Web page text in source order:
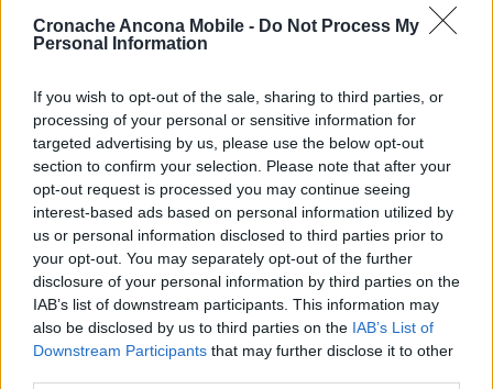
Cronache Ancona Mobile - Do Not Process My
Personal Information
If you wish to opt-out of the sale, sharing to third parties, or
processing of your personal or sensitive information for
targeted advertising by us, please use the below opt-out
section to confirm your selection. Please note that after your
opt-out request is processed you may continue seeing
interest-based ads based on personal information utilized by
us or personal information disclosed to third parties prior to
your opt-out. You may separately opt-out of the further
disclosure of your personal information by third parties on the
IAB’s list of downstream participants. This information may
also be disclosed by us to third parties on the IAB’s List of
Downstream Participants that may further disclose it to other
Fermato il compagno: “L’ho ammazzata”
(Foto-Video)
gravissimo un centauro in eliambulanza a Torrette
24 Lug-Maltrattamenti all’asilo, parla il sindaco:
«Notifica arrivata in mattinata,anche i miei figli
sono andati lì»
2 Ago-Fermato col taser, muore in ospedale dopo un
inseguimento. Indagini in corso per accertare le
cause
16 Lug-Tragedia a Marzocca,donna travolta e uccisa
da un treno(Foto)
10 Lug-«Le urla e il pianto di mia madre al telefono: